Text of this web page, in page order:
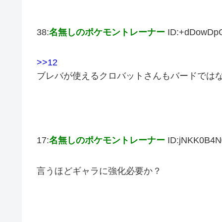
38:名無しのポケモントレーナー
>>12
ブレバが使えるクロバットさんもバードでは
17:名無しのポケモントレーナー
言うほどギャラに強化必要か？